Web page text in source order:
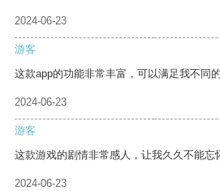
2024-06-23
游客
这款app的功能非常丰富，可以满足我不同的
2024-06-23
游客
这款游戏的剧情非常感人，让我久久不能忘
2024-06-23